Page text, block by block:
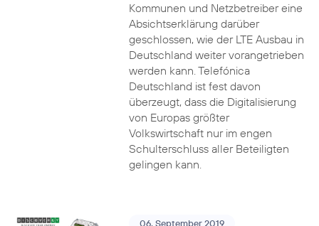
Kommunen und Netzbetreiber eine
Absichtserklärung darüber
geschlossen, wie der LTE Ausbau in
Deutschland weiter vorangetrieben
werden kann. Telefónica
Deutschland ist fest davon
überzeugt, dass die Digitalisierung
von Europas größter
Volkswirtschaft nur im engen
Schulterschluss aller Beteiligten
gelingen kann.
06. September 2019